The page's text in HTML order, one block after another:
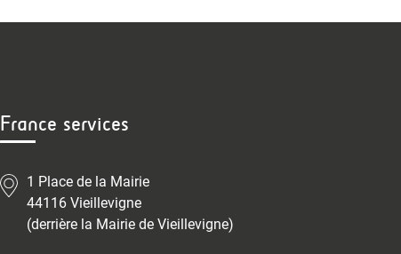
France services
1 Place de la Mairie
44116 Vieillevigne
(derrière la Mairie de Vieillevigne)